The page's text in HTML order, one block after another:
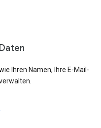
Ihren Namen, Ihre E-Mail-